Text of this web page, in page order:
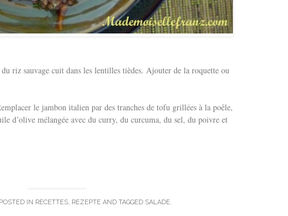
riz sauvage cuit dans les lentilles tièdes. Ajouter de la roquette ou
le jambon italien par des tranches de tofu grillées à la poêle,
d’olive mélangée avec du curry, du curcuma, du sel, du poivre et
IN RECETTES, REZEPTEAND TAGGED SALADE.